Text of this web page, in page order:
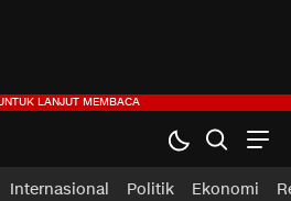
Internasional Politik Ekonomi